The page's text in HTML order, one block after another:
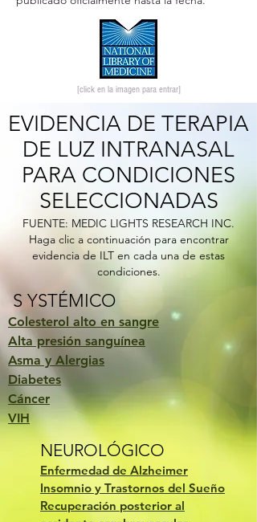
[click en la imagen para entrar]
EVIDENCIA DE TERAPIA
DE LUZ INTRANASAL
PARA CONDICIONES
SELECCIONADAS
FUENTE: MEDIC LIGHTS RESEARCH INC.
Haga clic a continuación para encontrar
evidencia de ILT en cada una de estas
condiciones.
S YSTÉMICO
Colesterol alto en sangre
Alta presión sanguínea
Asma y Alergias
Diabetes
Cáncer
VIH
NEUROLÓGICO
Enfermedad de Alzheimer
Insomnio y Trastornos del Sueño
Recuperación posterior al